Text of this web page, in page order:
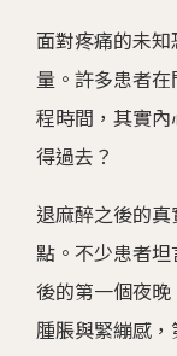
面對疼痛的未
量。許多患者
程時間，其實
得過去？
退麻醉之後的
點。不少患者
後的第一個夜
腫脹與緊繃感